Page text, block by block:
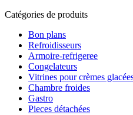
Catégories de produits
Bon plans
Refroidisseurs
Armoire-refrigeree
Congelateurs
Vitrines pour crèmes
Chambre froides
Gastro
Pieces détachées